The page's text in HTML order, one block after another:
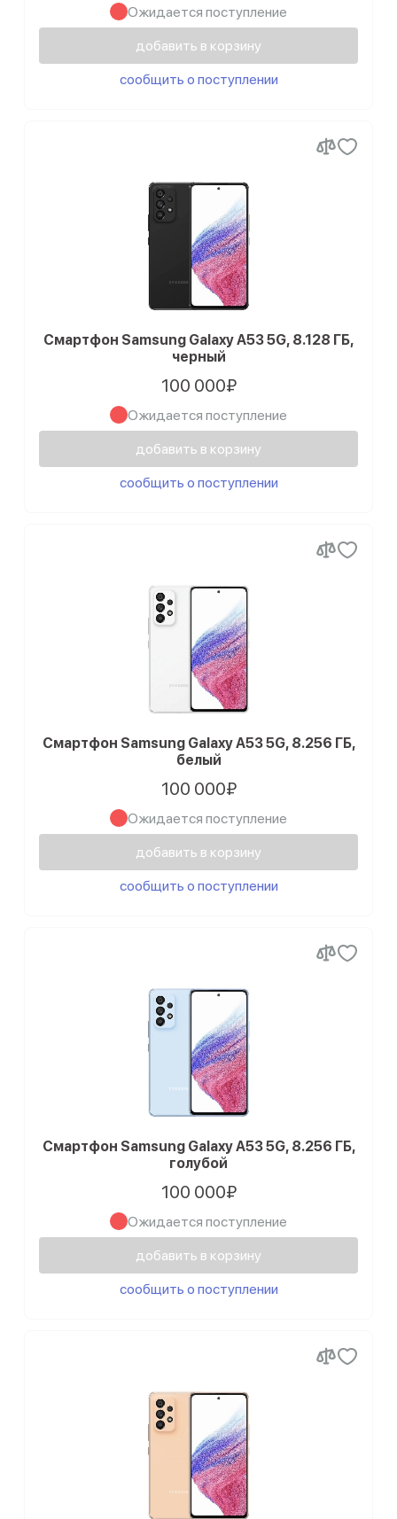
Ожидается поступление
добавить в корзину
сообщить о поступлении
Смартфон Samsung Galaxy A53 5G, 8.128 ГБ,
черный
100 000₽
Ожидается поступление
добавить в корзину
сообщить о поступлении
Смартфон Samsung Galaxy A53 5G, 8.256 ГБ,
белый
100 000₽
Ожидается поступление
добавить в корзину
сообщить о поступлении
Смартфон Samsung Galaxy A53 5G, 8.256 ГБ,
голубой
100 000₽
Ожидается поступление
добавить в корзину
сообщить о поступлении